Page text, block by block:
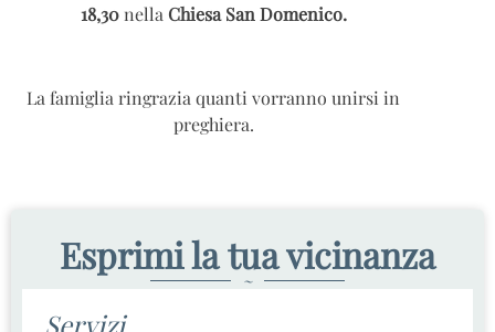
18,30 nella Chiesa San Domenico.
La famiglia ringrazia quanti vorranno unirsi in
preghiera.
Esprimi la tua vicinanza
~
Servizi